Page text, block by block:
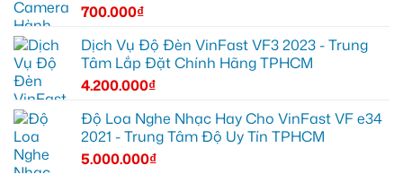
700.000₫
Dịch Vụ Độ Đèn VinFast VF3 2023 - Trung
Tâm Lắp Đặt Chính Hãng TPHCM
4.200.000₫
Độ Loa Nghe Nhạc Hay Cho VinFast VF e34
2021 - Trung Tâm Độ Uy Tín TPHCM
5.000.000₫